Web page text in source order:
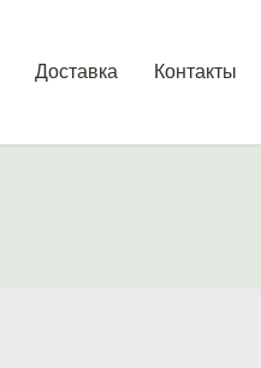
Доставка Контакты